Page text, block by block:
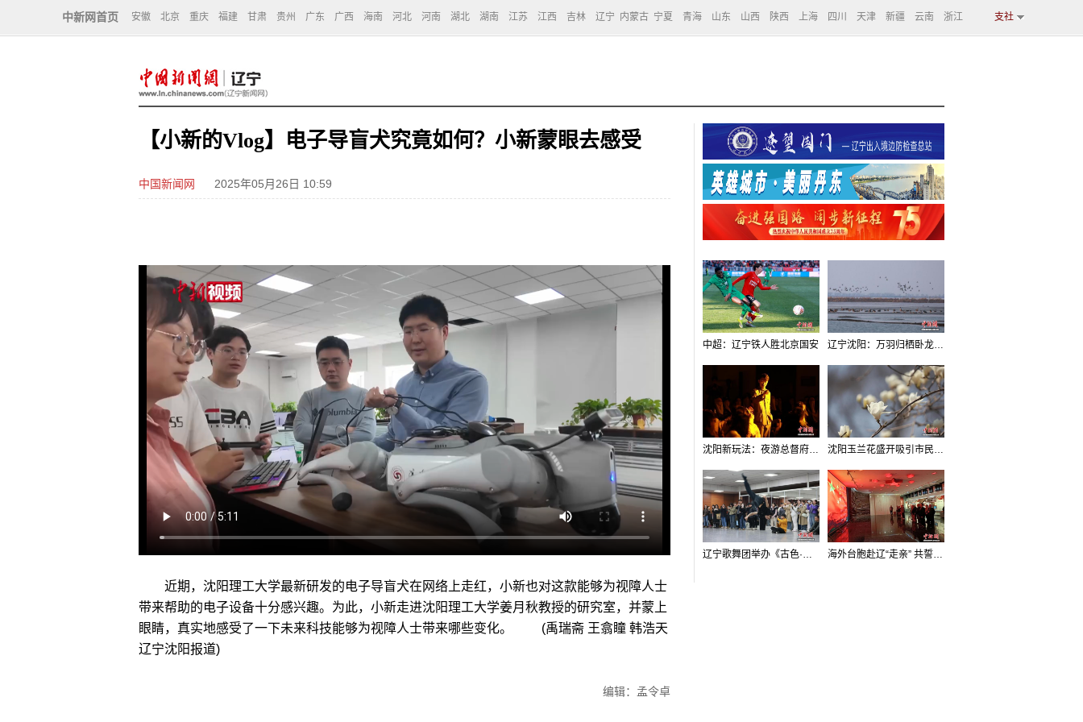
中新网首页 安徽 北京 重庆 福建 甘肃 贵州 广东 广西 海南 河北 河南 湖北 湖南 江苏 江西 吉林 辽宁 内蒙古 宁夏 青海 山东 山西 陕西 上海 四川 天津 新疆 云南 浙江 支社
【小新的Vlog】电子导盲犬究竟如何？小新蒙眼去感受
中国新闻网 2025年05月26日 10:59
近期，沈阳理工大学最新研发的电子导盲犬在网络上走红，小新也对这款能够为视障人士
带来帮助的电子设备十分感兴趣。为此，小新走进沈阳理工大学姜月秋教授的研究室，并蒙上
眼睛，真实地感受了一下未来科技能够为视障人士带来哪些变化。 (禹瑞斋 王翕瞳 韩浩天
辽宁沈阳报道)
编辑：孟令卓
中超：辽宁铁人胜北京国安 辽宁沈阳：万羽归栖卧龙湖看群鸟齐飞
沈阳新玩法：夜游总督府，当一回“赴宴者” 沈阳玉兰花盛开吸引市民打卡
辽宁歌舞团举办《古色·国宝辽宁》排练开放日活动 海外台胞赴辽“走亲” 共誓“和平初心”